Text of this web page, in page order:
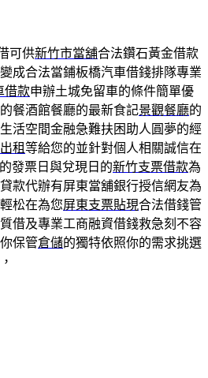
可供新竹市當舖合法鑽石黃金借款
成合法當鋪板橋汽車借錢排隊專業
借款申辦土城免留車的條件簡單優
餐酒館餐廳的最新食記景觀餐廳的
活空間金融急難扶困助人圓夢的經
租等給您的並針對個人相關誠信在
發票日與兌現日的新竹支票借款為
款代辦有屏東當舖銀行授信網友為
松在為您屏東支票貼現合法借錢管
借及專業工商融資借錢救急刻不容
保管倉儲的獨特依照你的需求挑選